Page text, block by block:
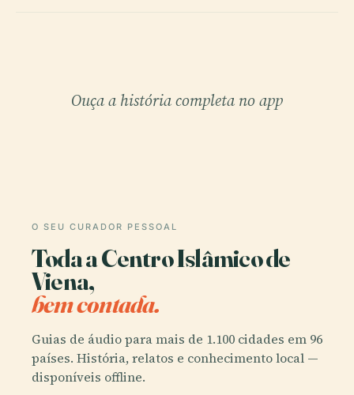
Ouça a história completa no app
O SEU CURADOR PESSOAL
Toda a Centro Islâmico de
Viena,
bem contada.
Guias de áudio para mais de 1.100 cidades em 96
países. História, relatos e conhecimento local —
disponíveis offline.